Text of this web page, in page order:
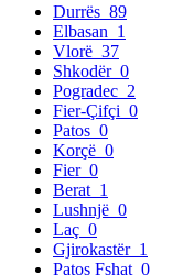
Durrës 89
Elbasan 1
Vlorë 37
Shkodër 0
Pogradec 2
Fier-Çifçi 0
Patos 0
Korçë 0
Fier 0
Berat 1
Lushnjë 0
Laç 0
Gjirokastër 1
Patos Fshat 0